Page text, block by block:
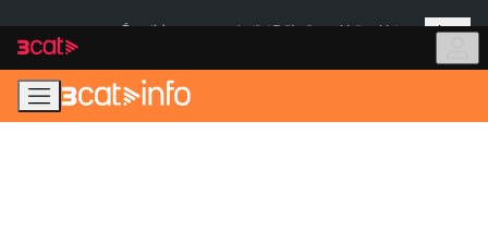
navegació
principal
contingut
Més